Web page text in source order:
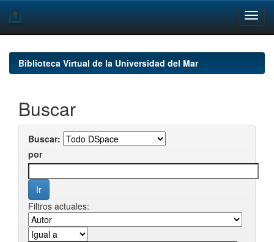
navigationBiblioteca Virtual de la Universidad del Mar
Buscar
Buscar:
por
Filtros actuales: